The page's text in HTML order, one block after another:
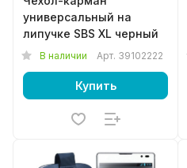
универсальный на
липучке SBS XL черный
В наличии Арт. 39102222
Купить